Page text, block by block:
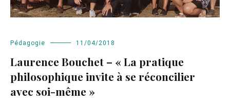
Pédagogie 11/04/2018
Laurence Bouchet – « La pratique
philosophique invite à se réconcilier
avec soi-même »